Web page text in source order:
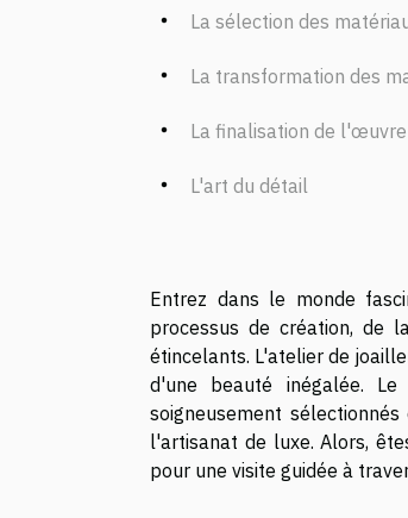
La sélection des
La transformation des
La finalisation de l'œuvre
L'art du détail
Entrez dans le monde
processus de création, de
étincelants. L'atelier de
d'une beauté inégalée.
soigneusement
l'artisanat de luxe. Alors,
pour une visite guidée à